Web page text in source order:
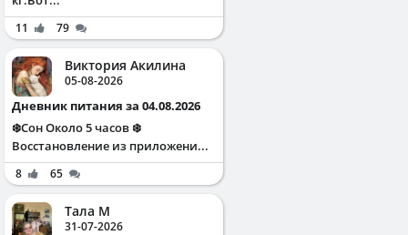
11 79
Виктория Акилина
05-08-2026
Дневник питания за 04.08.2026
❄️Сон Около 5 часов ❄️
Восстановление из приложени...
8 65
Тала М
31-07-2026